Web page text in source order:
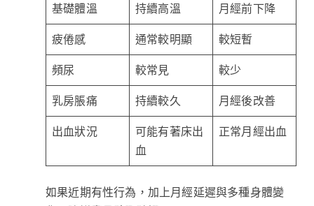
基礎體溫 持續高溫 月經前下降
疲倦感 通常較明顯 較短暫
頻尿 較常見 較少
乳房脹痛 持續較久 月經後改善
出血狀況
可能有著床出
血
正常月經出血
如果近期有性行為，加上月經延遲與多種身體變